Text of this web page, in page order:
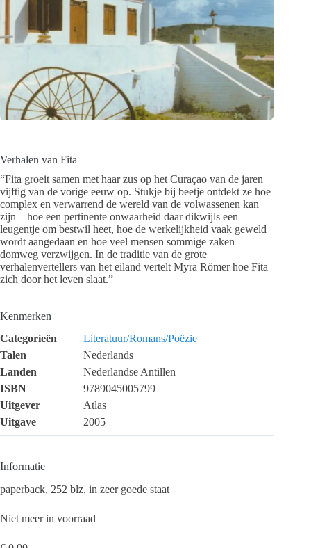
Verhalen van Fita
“Fita groeit samen met haar zus op het Curaçao van de jaren
vijftig van de vorige eeuw op. Stukje bij beetje ontdekt ze hoe
complex en verwarrend de wereld van de volwassenen kan
zijn – hoe een pertinente onwaarheid daar dikwijls een
leugentje om bestwil heet, hoe de werkelijkheid vaak geweld
wordt aangedaan en hoe veel mensen sommige zaken
domweg verzwijgen. In de traditie van de grote
verhalenvertellers van het eiland vertelt Myra Römer hoe Fita
zich door het leven slaat.”
Kenmerken
Categorieën
Literatuur/Romans/Poëzie
Talen
Nederlands
Landen
Nederlandse Antillen
ISBN
9789045005799
Uitgever
Atlas
Uitgave
2005
Informatie
paperback, 252 blz, in zeer goede staat
Niet meer in voorraad